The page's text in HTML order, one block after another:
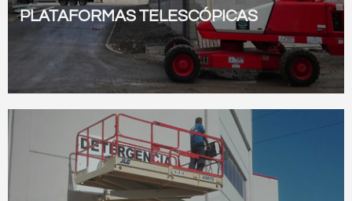
PLATAFORMAS TELESCÓPICAS
Ver todas